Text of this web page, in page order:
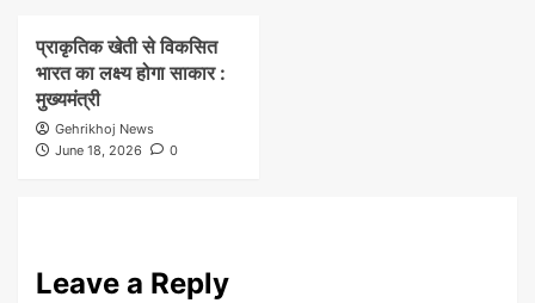
प्राकृतिक खेती से विकसित
भारत का लक्ष्य होगा साकार :
मुख्यमंत्री
Gehrikhoj News
June 18, 2026
0
Leave a Reply